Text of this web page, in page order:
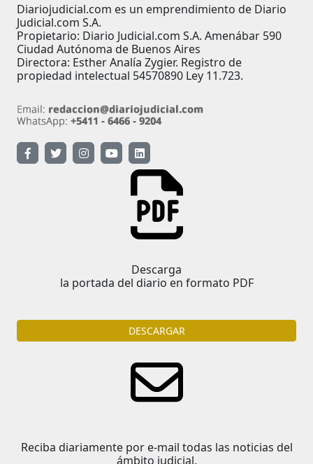
Diariojudicial.com es un emprendimiento de Diario
Judicial.com S.A.
Propietario: Diario Judicial.com S.A. Amenábar 590
Ciudad Autónoma de Buenos Aires
Directora: Esther Analía Zygier. Registro de
propiedad intelectual 54570890 Ley 11.723.
Descarga
la portada del diario en formato PDF
DESCARGAR
Reciba diariamente por e-mail todas las noticias del
ámbito judicial.